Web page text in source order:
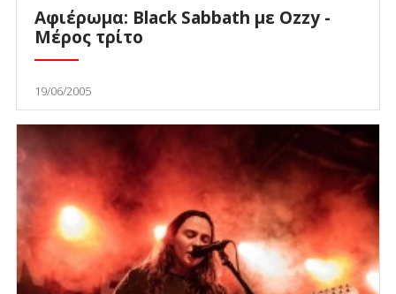
Αφιέρωμα: Black Sabbath με Ozzy -
Μέρος τρίτο
19/06/2005